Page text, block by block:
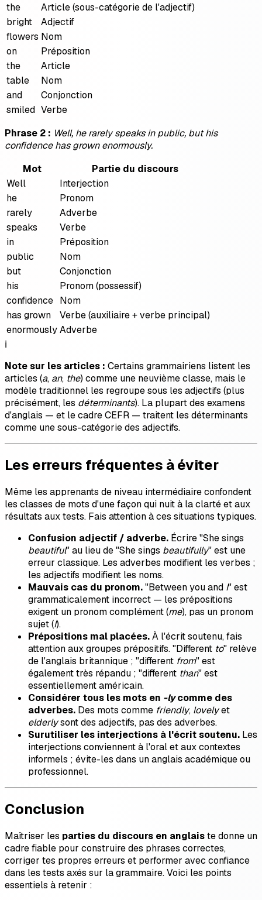
the
Article (sous-catégorie de l'adjectif)
bright
Adjectif
flowers Nom
on
Préposition
the
Article
table
Nom
and
Conjonction
smiled Verbe
Phrase 2 : Well, he rarely speaks in public, but his
confidence has grown enormously.
Mot
Partie du discours
Well
Interjection
he
Pronom
rarely
Adverbe
speaks
Verbe
in
Préposition
public
Nom
but
Conjonction
his
Pronom (possessif)
confidence Nom
has grown
Verbe (auxiliaire + verbe principal)
enormouslyAdverbe
ℹ️
Note sur les articles : Certains grammairiens listent les
articles (a, an, the) comme une neuvième classe, mais le
modèle traditionnel les regroupe sous les adjectifs (plus
précisément, les déterminants). La plupart des examens
d'anglais — et le cadre CEFR — traitent les déterminants
comme une sous-catégorie des adjectifs.
Les erreurs fréquentes à éviter
Même les apprenants de niveau intermédiaire confondent
les classes de mots d'une façon qui nuit à la clarté et aux
résultats aux tests. Fais attention à ces situations typiques.
Confusion adjectif / adverbe. Écrire "She sings
beautiful" au lieu de "She sings beautifully" est une
erreur classique. Les adverbes modifient les verbes ;
les adjectifs modifient les noms.
Mauvais cas du pronom."Between you and I" est
grammaticalement incorrect — les prépositions
exigent un pronom complément (me), pas un pronom
sujet (I).
Prépositions mal placées.À l'écrit soutenu, fais
attention aux groupes prépositifs. "Different to" relève
de l'anglais britannique ; "different from" est
également très répandu ; "different than" est
essentiellement américain.
Considérer tous les mots en -lycomme des
adverbes. Des mots comme friendly, lovelyet
elderlysont des adjectifs, pas des adverbes.
Surutiliser les interjections à l'écrit soutenu. Les
interjections conviennent à l'oral et aux contextes
informels ; évite-les dans un anglais académique ou
professionnel.
Conclusion
Maîtriser les parties du discours en anglaiste donne un
cadre fiable pour construire des phrases correctes,
corriger tes propres erreurs et performer avec confiance
dans les tests axés sur la grammaire. Voici les points
essentiels à retenir :